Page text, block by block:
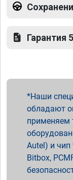
Гарантия
Наши
обладают
применяем
Autel) и чип
Bitbox,